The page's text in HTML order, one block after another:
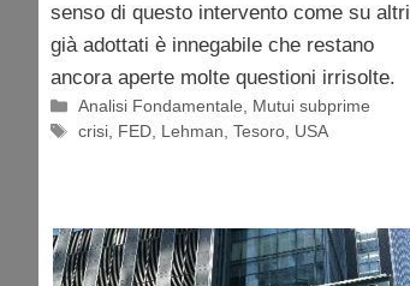
senso di questo intervento come su altri
già adottati è innegabile che restano
ancora aperte molte questioni irrisolte.
Categorie
Analisi Fondamentale, Mutui subprime
Tag
crisi, FED, Lehman,Tesoro, USA